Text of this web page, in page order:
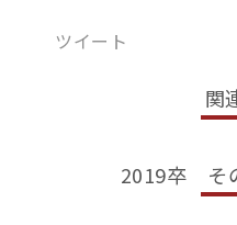
当社は、この方針を一
行し、維持・改善しま
ツイート
関
2019卒 そ